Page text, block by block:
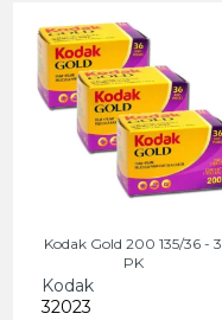
Kodak Gold 200 135/36 - 3
PK
Kodak
32023